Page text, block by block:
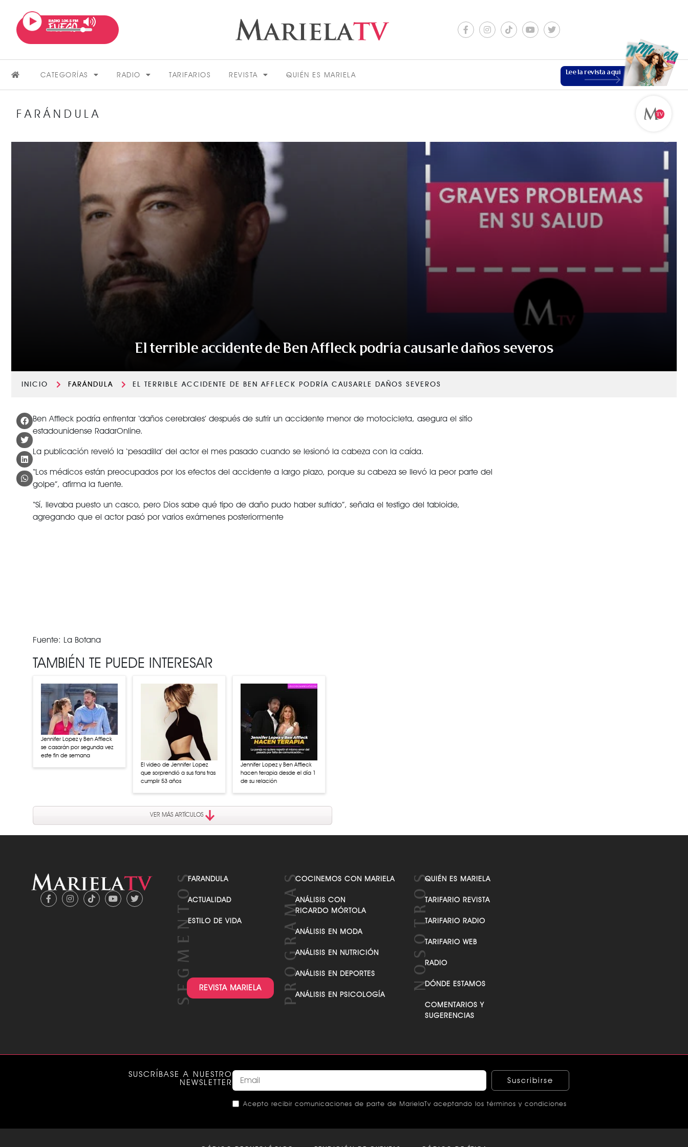
CATEGORÍAS RADIO TARIFARIOS REVISTA QUIÉN ES MARIELA Lee la revista aquí
FARÁNDULA
VER MÁS
ESTILO DE VIDA
VER MÁS
FARÁNDULA
El terrible accidente de Ben Affleck podría causarle daños severos
INICIO FARÁNDULA EL TERRIBLE ACCIDENTE DE BEN AFFLECK PODRÍA CAUSARLE DAÑOS SEVEROS
Ben Affleck podría enfrentar ‘daños cerebrales’ después de sufrir un accidente menor de motocicleta, asegura el sitio
estadounidense RadarOnline.
La publicación reveló la ‘pesadilla’ del actor el mes pasado cuando se lesionó la cabeza con la caída.
“Los médicos están preocupados por los efectos del accidente a largo plazo, porque su cabeza se llevó la peor parte del
golpe”, afirma la fuente.
“Sí, llevaba puesto un casco, pero Dios sabe qué tipo de daño pudo haber sufrido”, señala el testigo del tabloide,
agregando que el actor pasó por varios exámenes posteriormente
Fuente: La Botana
TAMBIÉN TE PUEDE INTERESAR
Jennifer Lopez y Ben Affleck
se casarán por segunda vez
este fin de semana
El video de Jennifer Lopez
que sorprendió a sus fans tras
cumplir 53 años
Jennifer Lopez y Ben Affleck
hacen terapia desde el día 1
de su relación
VER MÁS ARTÍCULOS
FARANDULA
ACTUALIDAD
ESTILO DE VIDA
REVISTA MARIELA
COCINEMOS CON MARIELA
ANÁLISIS CON
RICARDO MÓRTOLA
ANÁLISIS EN MODA
ANÁLISIS EN NUTRICIÓN
ANÁLISIS EN DEPORTES
ANÁLISIS EN PSICOLOGÍA
QUIÉN ES MARIELA
TARIFARIO REVISTA
TARIFARIO RADIO
TARIFARIO WEB
RADIO
DÓNDE ESTAMOS
COMENTARIOS Y
SUGERENCIAS
SUSCRÍBASE A NUESTRO
NEWSLETTER
Suscribirse
Acepto recibir comunicaciones de parte de MarielaTv aceptando los términos y condiciones
This